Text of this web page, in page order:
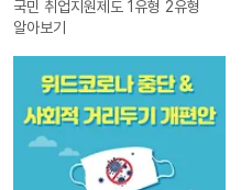
국민 취업지원제도 1유형 2유형
알아보기